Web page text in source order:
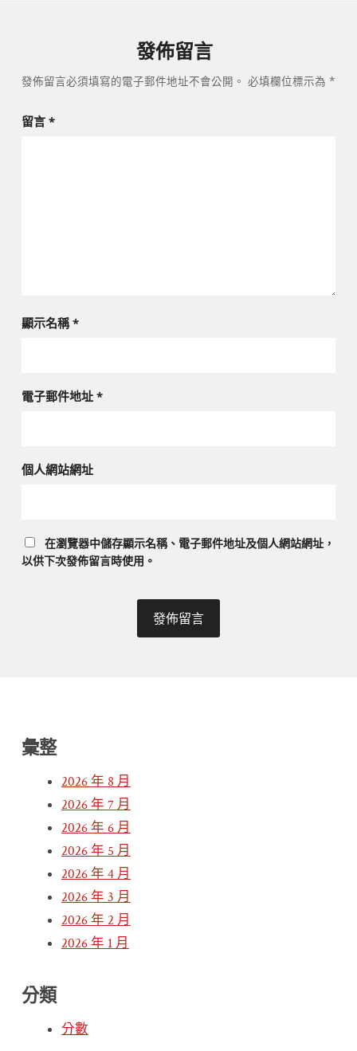
發佈留言
發佈留言必須填寫的電子郵件地址不會公開。 必填欄位標示為 *
留言 *
顯示名稱*
電子郵件地址 *
個人網站網址
在瀏覽器中儲存顯示名稱、電子郵件地址及個人網站網址，
以供下次發佈留言時使用。
彙整
2026 年 8 月
2026 年 7 月
2026 年 6 月
2026 年 5 月
2026 年 4 月
2026 年 3 月
2026 年 2 月
2026 年 1 月
分類
分數